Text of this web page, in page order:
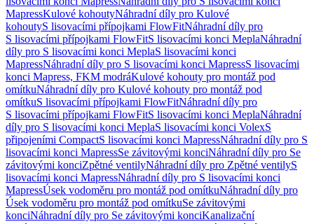
MapressKulové kohoutyNáhradní díly pro Kulové
kohoutyS lisovacími přípojkami FlowFitNáhradní díly pro
S lisovacími přípojkami FlowFitS lisovacími konci MeplaNáhradní
díly pro S lisovacími konci MeplaS lisovacími konci
MapressNáhradní díly pro S lisovacími konci MapressS lisovacími
konci Mapress, FKM modráKulové kohouty pro montáž pod
omítkuNáhradní díly pro Kulové kohouty pro montáž pod
omítkuS lisovacími přípojkami FlowFitNáhradní díly pro
S lisovacími přípojkami FlowFitS lisovacími konci MeplaNáhradní
díly pro S lisovacími konci MeplaS lisovacími konci VolexS
připojeními CompactS lisovacími konci MapressNáhradní díly pro S
lisovacími konci MapressSe závitovými konciNáhradní díly pro Se
závitovými konciZpětné ventilyNáhradní díly pro Zpětné ventilyS
lisovacími konci MapressNáhradní díly pro S lisovacími konci
MapressÚsek vodoměru pro montáž pod omítkuNáhradní díly pro
Úsek vodoměru pro montáž pod omítkuSe závitovými
konciNáhradní díly pro Se závitovými konciKanalizační